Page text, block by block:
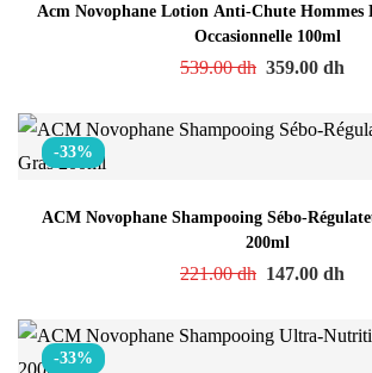
Acm Novophane Lotion Anti-Chute Hommes
Occasionnelle 100ml
539.00dh 359.00 dh
-33%
ACM Novophane Shampooing Sébo-
200ml
221.00dh 147.00 dh
-33%